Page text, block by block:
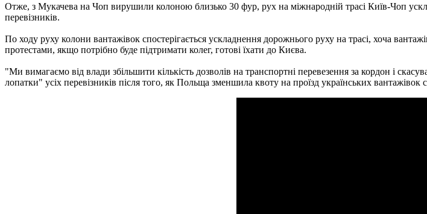
Отже, з Мукачева на Чоп вирушили колоною близько 30 фур, рух на міжнародній трасі Київ-Чоп
перевізників.
По ходу руху колони вантажівок спостерігається ускладнення дорожнього руху на трасі, хоча
протестами, якщо потрібно буде підтримати колег, готові їхати до Києва.
"Ми вимагаємо від влади збільшити кількість дозволів на транспортні перевезення за кордон і
лопатки" усіх перевізників після того, як Польща зменшила квоту на проїзд українських